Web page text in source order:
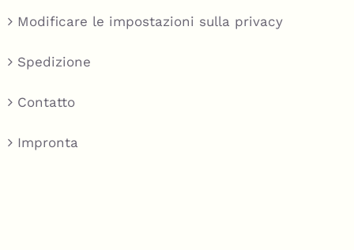
Modificare le impostazioni sulla privacy
Spedizione
Contatto
Impronta